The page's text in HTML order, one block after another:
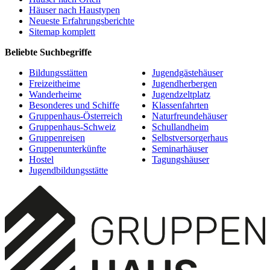
Häuser nach Haustypen
Neueste Erfahrungsberichte
Sitemap komplett
Beliebte Suchbegriffe
Bildungsstätten
Freizeitheime
Wanderheime
Besonderes und Schiffe
Gruppenhaus-Österreich
Gruppenhaus-Schweiz
Gruppenreisen
Gruppenunterkünfte
Hostel
Jugendbildungsstätte
Jugendgästehäuser
Jugendherbergen
Jugendzeltplatz
Klassenfahrten
Naturfreundehäuser
Schullandheim
Selbstversorgerhaus
Seminarhäuser
Tagungshäuser